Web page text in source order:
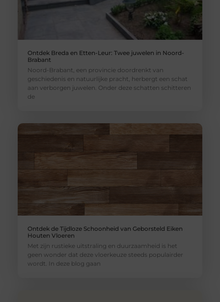
Ontdek Breda en Etten-Leur: Twee juwelen in Noord-
Brabant
Noord-Brabant, een provincie doordrenkt van
geschiedenis en natuurlijke pracht, herbergt een schat
aan verborgen juwelen. Onder deze schatten schitteren
de
Ontdek de Tijdloze Schoonheid van Geborsteld Eiken
Houten Vloeren
Met zijn rustieke uitstraling en duurzaamheid is het
geen wonder dat deze vloerkeuze steeds populairder
wordt. In deze blog gaan